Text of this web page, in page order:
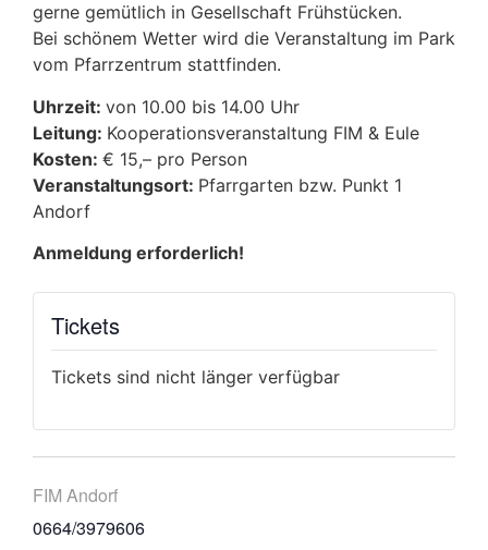
gerne gemütlich in Gesellschaft Frühstücken.
Bei schönem Wetter wird die Veranstaltung im Park
vom Pfarrzentrum stattfinden.
Uhrzeit: von 10.00 bis 14.00 Uhr
Leitung: Kooperationsveranstaltung FIM & Eule
Kosten: € 15,– pro Person
Veranstaltungsort: Pfarrgarten bzw. Punkt 1
Andorf
Anmeldung erforderlich!
Tickets
Tickets sind nicht länger verfügbar
FIM Andorf
0664/3979606